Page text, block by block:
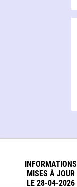
INFORMATIONS
MISES À JOUR
LE 28-04-2026